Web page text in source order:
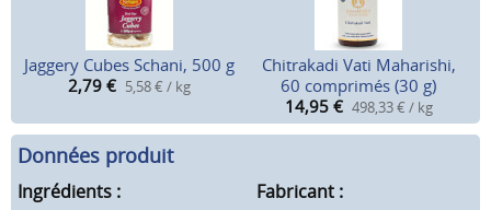
Jaggery Cubes Schani, 500 g
2,79 € 5,58 € / kg
Chitrakadi Vati Maharishi,
60 comprimés (30 g)
14,95 € 498,33 € / kg
Données produit
Ingrédients : Fabricant :